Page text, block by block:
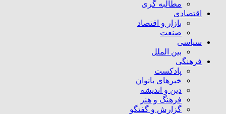
مطالبه گری
اقتصادی
بازار و اقتصاد
صنعت
سیاسی
بین الملل
فرهنگی
پادکست
خبرهای بانوان
دین و اندیشه
فرهنگ و هنر
گزارش و گفتگو